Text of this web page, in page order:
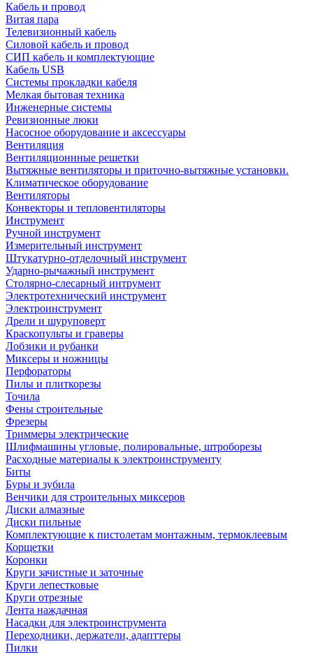
Кабель и провод
Витая пара
Телевизионный кабель
Силовой кабель и провод
СИП кабель и комплектующие
Кабель USB
Системы прокладки кабеля
Мелкая бытовая техника
Инженерные системы
Ревизионные люки
Насосное оборудование и аксессуары
Вентиляция
Вентиляционнные решетки
Вытяжные вентиляторы и приточно-вытяжные установки.
Климатическое оборудование
Вентиляторы
Конвекторы и тепловентиляторы
Инструмент
Ручной инструмент
Измерительный инструмент
Штукатурно-отделочный инструмент
Ударно-рычажный инструмент
Столярно-слесарный интрумент
Электротехнический инструмент
Электроинструмент
Дрели и шуруповерт
Краскопульты и граверы
Лобзики и рубанки
Миксеры и ножницы
Перфораторы
Пилы и плиткорезы
Точила
Фены строительные
Фрезеры
Триммеры электрические
Шлифмашины угловые, полировальные, штроборезы
Расходные материалы к электроинструменту
Биты
Буры и зубила
Венчики для строительных миксеров
Диски алмазные
Диски пильные
Комплектующие к пистолетам монтажным, термоклеевым
Корщетки
Коронки
Круги зачистные и заточные
Круги лепестковые
Круги отрезные
Лента наждачная
Насадки для электроинструмента
Переходники, держатели, адапттеры
Пилки